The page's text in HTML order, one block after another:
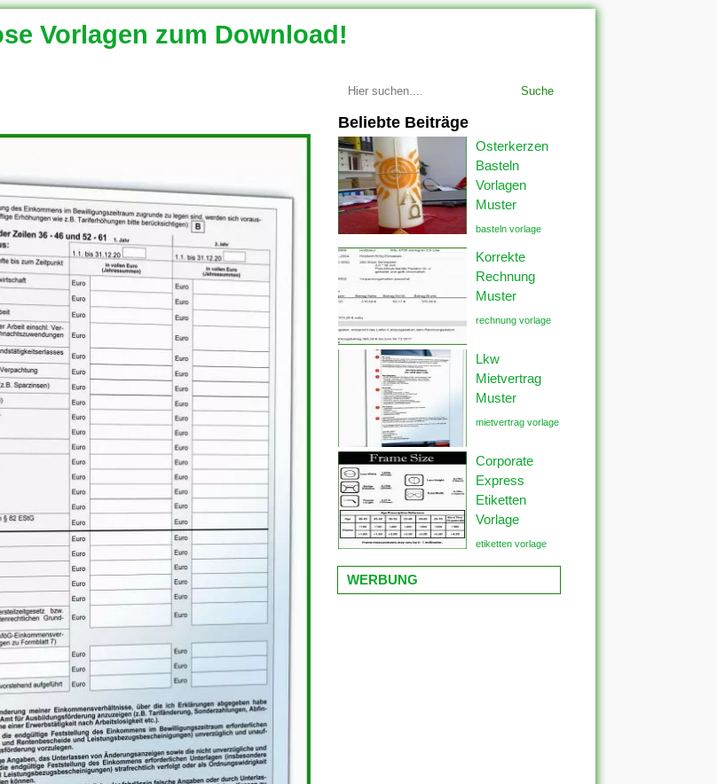
Vorlagen zum Download!
Suche
Beliebte Beiträge
Osterkerzen
Basteln
Vorlagen
Muster
basteln vorlage
Korrekte
Rechnung
Muster
rechnung vorlage
Lkw
Mietvertrag
Muster
mietvertrag vorlage
Corporate
Express
Etiketten
Vorlage
etiketten vorlage
WERBUNG